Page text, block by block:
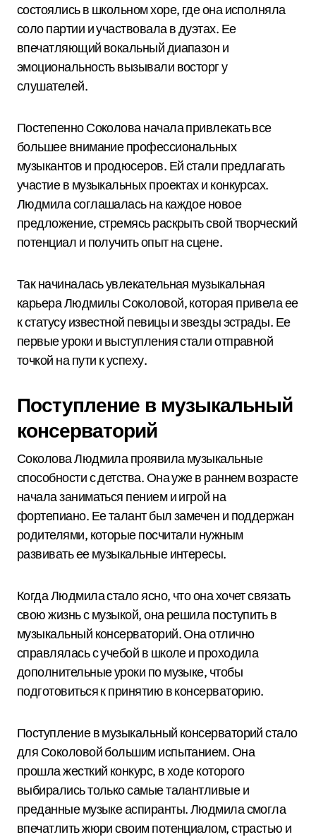
состоялись в школьном хоре, где она исполняла
соло партии и участвовала в дуэтах. Ее
впечатляющий вокальный диапазон и
эмоциональность вызывали восторг у
слушателей.
Постепенно Соколова начала привлекать все
большее внимание профессиональных
музыкантов и продюсеров. Ей стали предлагать
участие в музыкальных проектах и конкурсах.
Людмила соглашалась на каждое новое
предложение, стремясь раскрыть свой творческий
потенциал и получить опыт на сцене.
Так начиналась увлекательная музыкальная
карьера Людмилы Соколовой, которая привела ее
к статусу известной певицы и звезды эстрады. Ее
первые уроки и выступления стали отправной
точкой на пути к успеху.
Поступление в музыкальный
консерваторий
Соколова Людмила проявила музыкальные
способности с детства. Она уже в раннем возрасте
начала заниматься пением и игрой на
фортепиано. Ее талант был замечен и поддержан
родителями, которые посчитали нужным
развивать ее музыкальные интересы.
Когда Людмила стало ясно, что она хочет связать
свою жизнь с музыкой, она решила поступить в
музыкальный консерваторий. Она отлично
справлялась с учебой в школе и проходила
дополнительные уроки по музыке, чтобы
подготовиться к принятию в консерваторию.
Поступление в музыкальный консерваторий стало
для Соколовой большим испытанием. Она
прошла жесткий конкурс, в ходе которого
выбирались только самые талантливые и
преданные музыке аспиранты. Людмила смогла
впечатлить жюри своим потенциалом, страстью и